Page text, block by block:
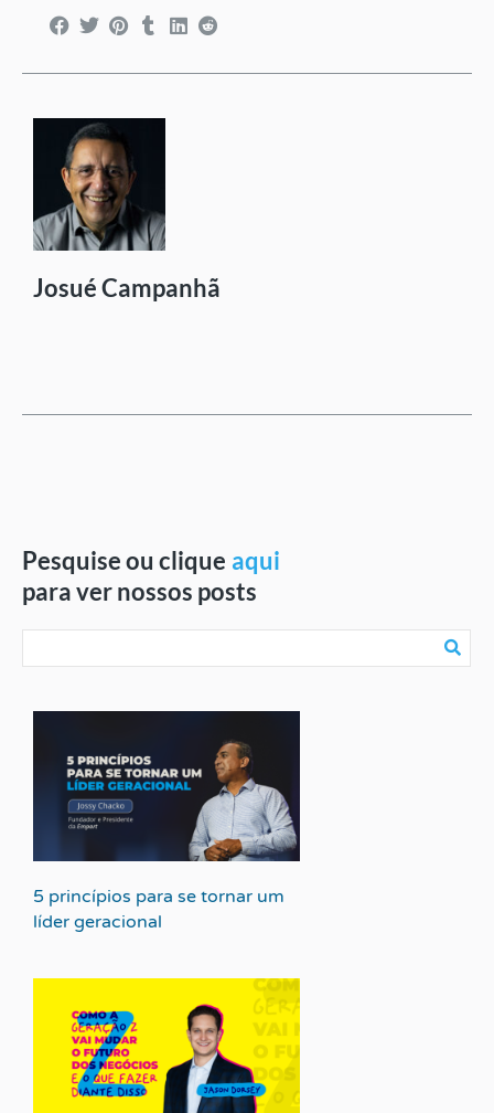
Josué Campanhã
Pesquise ou clique aqui
para ver nossos posts
5 princípios para se tornar um
líder geracional